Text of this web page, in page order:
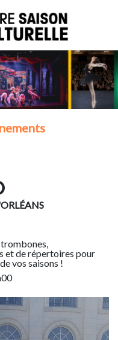
et de répertoires pour
vos saisons !